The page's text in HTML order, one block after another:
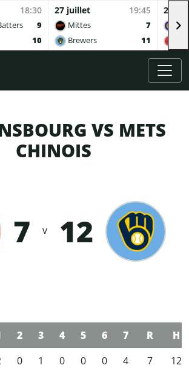
18:30
9
10
27 juillet 19:45
Mittes
7
Brewers
11
27
VS METS
CHINOIS
7 v 12
2 3 4 5 6 7 R
H
0 1 0 0 0 4 7
12